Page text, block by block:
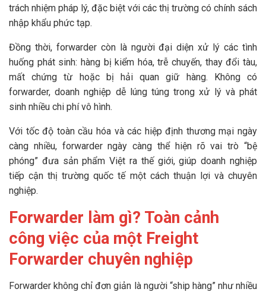
trách nhiệm pháp lý, đặc biệt với các thị trường có chính sách
nhập khẩu phức tạp.
Đồng thời, forwarder còn là người đại diện xử lý các tình
huống phát sinh: hàng bị kiểm hóa, trễ chuyến, thay đổi tàu,
mất chứng từ hoặc bị hải quan giữ hàng. Không có
forwarder, doanh nghiệp dễ lúng túng trong xử lý và phát
sinh nhiều chi phí vô hình.
Với tốc độ toàn cầu hóa và các hiệp định thương mại ngày
càng nhiều, forwarder ngày càng thể hiện rõ vai trò “bệ
phóng” đưa sản phẩm Việt ra thế giới, giúp doanh nghiệp
tiếp cận thị trường quốc tế một cách thuận lợi và chuyên
nghiệp.
Forwarder làm gì? Toàn cảnh
công việc của một Freight
Forwarder chuyên nghiệp
Forwarder không chỉ đơn giản là người “ship hàng” như nhiều